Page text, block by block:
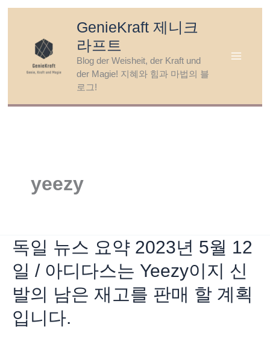
Skip
GenieKraft 제니크
라프트
Blog der Weisheit, der Kraft und
der Magie! 지혜와 힘과 마법의 블
로그!
yeezy
독일 뉴스 요약 2023년 5월 12
일 / 아디다스는 Yeezy이지 신
발의 남은 재고를 판매 할 계획
입니다.